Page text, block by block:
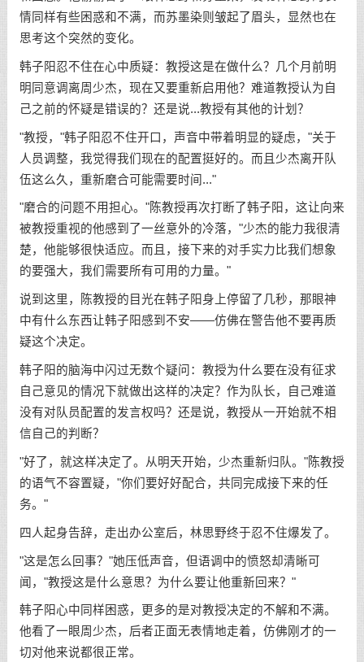
情同样有些困惑和不满，而苏墨染则皱起了眉头，显然也在
思考这个突然的变化。
韩子阳忍不住在心中质疑：教授这是在做什么？几个月前明
明同意调离周少杰，现在又要重新启用他？难道教授认为自
己之前的怀疑是错误的？还是说...教授有其他的计划？
"教授，"韩子阳忍不住开口，声音中带着明显的疑虑，"关于
人员调整，我觉得我们现在的配置挺好的。而且少杰离开队
伍这么久，重新磨合可能需要时间..."
"磨合的问题不用担心。"陈教授再次打断了韩子阳，这让向来
被教授重视的他感到了一丝意外的冷落，"少杰的能力我很清
楚，他能够很快适应。而且，接下来的对手实力比我们想象
的要强大，我们需要所有可用的力量。"
说到这里，陈教授的目光在韩子阳身上停留了几秒，那眼神
中有什么东西让韩子阳感到不安——仿佛在警告他不要再质
疑这个决定。
韩子阳的脑海中闪过无数个疑问：教授为什么要在没有征求
自己意见的情况下就做出这样的决定？作为队长，自己难道
没有对队员配置的发言权吗？还是说，教授从一开始就不相
信自己的判断？
"好了，就这样决定了。从明天开始，少杰重新归队。"陈教授
的语气不容置疑，"你们要好好配合，共同完成接下来的任
务。"
四人起身告辞，走出办公室后，林思野终于忍不住爆发了。
"这是怎么回事？"她压低声音，但语调中的愤怒却清晰可
闻，"教授这是什么意思？为什么要让他重新回来？"
韩子阳心中同样困惑，更多的是对教授决定的不解和不满。
他看了一眼周少杰，后者正面无表情地走着，仿佛刚才的一
切对他来说都很正常。